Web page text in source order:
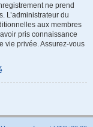
ne prend
L’administrateur du
aux membres
pris connaissance
vie privée. Assurez-vous